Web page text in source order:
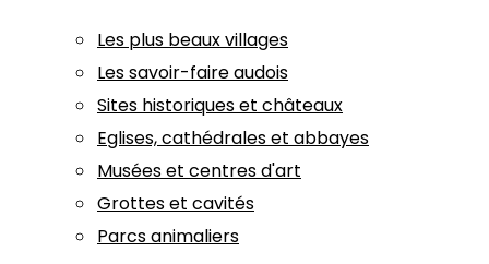
Les plus beaux villages
Les savoir-faire audois
Sites historiques et châteaux
Eglises, cathédrales et abbayes
Musées et centres d'art
Grottes et cavités
Parcs animaliers